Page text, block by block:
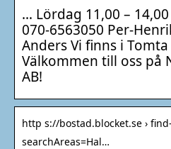
… Lördag 11,00 –
070-6563050 Per-
Anders Vi finns i
Välkommen till oss på
AB!
http s://bostad.blocket.se ›
searchAreas=Hal…